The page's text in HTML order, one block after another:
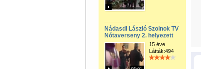
Nádasdi László Szolnok TV
Nótaverseny 2. helyezett
15 éve
Látták:494